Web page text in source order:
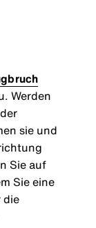
Werden
sie und
Sie auf
Sie eine
die